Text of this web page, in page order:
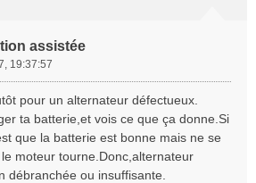
assistée
19:37:57
pour un alternateur défectueux.
ta batterie,et vois ce que ça donne.Si
que la batterie est bonne mais ne se
moteur tourne.Donc,alternateur
débranchée ou insuffisante.